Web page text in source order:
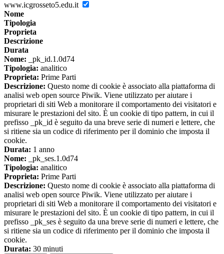
www.icgrosseto5.edu.it
Nome
Tipologia
Proprieta
Descrizione
Durata
Nome: _pk_id.1.0d74
Tipologia: analitico
Proprieta: Prime Parti
Descrizione: Questo nome di cookie è associato alla piattaforma di
analisi web open source Piwik. Viene utilizzato per aiutare i
proprietari di siti Web a monitorare il comportamento dei visitatori e
misurare le prestazioni del sito. È un cookie di tipo pattern, in cui il
prefisso _pk_id è seguito da una breve serie di numeri e lettere, che
si ritiene sia un codice di riferimento per il dominio che imposta il
cookie.
Durata: 1 anno
Nome: _pk_ses.1.0d74
Tipologia: analitico
Proprieta: Prime Parti
Descrizione: Questo nome di cookie è associato alla piattaforma di
analisi web open source Piwik. Viene utilizzato per aiutare i
proprietari di siti Web a monitorare il comportamento dei visitatori e
misurare le prestazioni del sito. È un cookie di tipo pattern, in cui il
prefisso _pk_ses è seguito da una breve serie di numeri e lettere, che
si ritiene sia un codice di riferimento per il dominio che imposta il
cookie.
Durata: 30 minuti